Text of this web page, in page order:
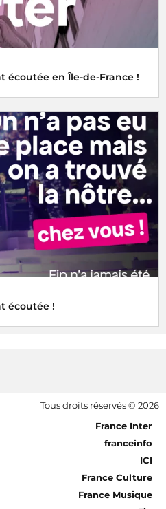
écoutée en Île-de-France !
écoutée !
Tous droits réservés © 2026
[RDF] Pied de page - Mobile
France Inter
franceinfo
ICI
France Culture
France Musique